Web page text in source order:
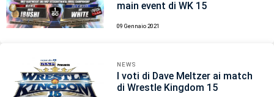
main event di WK 15
09 Gennaio 2021
NEWS
I voti di Dave Meltzer ai match
di Wrestle Kingdom 15